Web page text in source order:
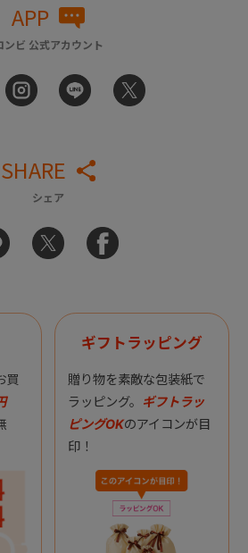
APP
ンビ 公式アカウント
SHARE
シェア
買
ギフトラッピング
贈り物を素敵な包装紙で
ラッピング。 ギフトラッ
ピングOKのアイコンが目
印！